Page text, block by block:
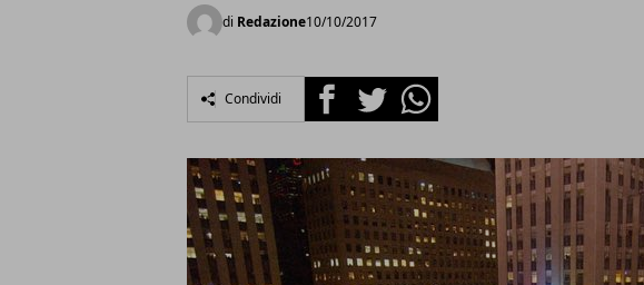
di Redazione10/10/2017
Condividi FacebookTwitterWhatsapp